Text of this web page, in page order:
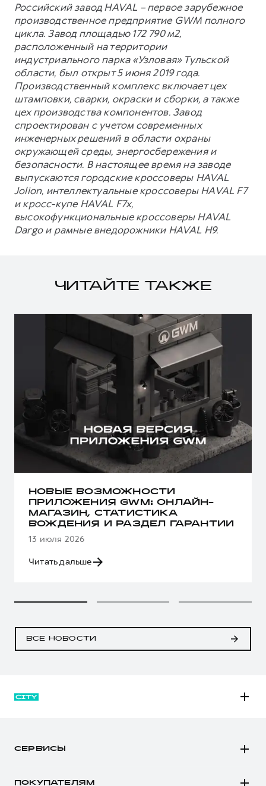
Российский завод HAVAL – первое зарубежное
производственное предприятие GWM полного
цикла. Завод площадью 172 790 м2,
расположенный на территории
индустриального парка «Узловая» Тульской
области, был открыт 5 июня 2019 года.
Производственный комплекс включает цех
штамповки, сварки, окраски и сборки, а также
цех производства компонентов. Завод
спроектирован с учетом современных
инженерных решений в области охраны
окружающей среды, энергосбережения и
безопасности. В настоящее время на заводе
выпускаются городские кроссоверы HAVAL
Jolion, интеллектуальные кроссоверы HAVAL F7
и кросс-купе HAVAL F7x,
высокофункциональные кроссоверы HAVAL
Dargo и рамные внедорожники HAVAL H9.
ЧИТАЙТЕ ТАКЖЕ
НОВЫЕ ВОЗМОЖНОСТИ
ПРИЛОЖЕНИЯ GWM: ОНЛАЙН-
МАГАЗИН, СТАТИСТИКА
ВОЖДЕНИЯ И РАЗДЕЛ ГАРАНТИИ
13 июля 2026
Читать дальше
ВСЕ НОВОСТИ
СЕРВИСЫ
ПОКУПАТЕЛЯМ